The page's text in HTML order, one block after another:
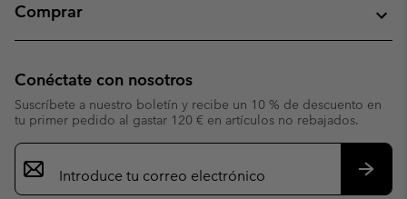
Comprar
Conéctate con nosotros
Suscríbete a nuestro boletín y recibe un 10 % de descuento en
tu primer pedido al gastar 120 € en artículos no rebajados.
Suscripción
de
correo